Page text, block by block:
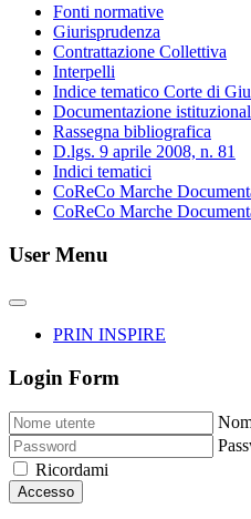
Fonti normative
Giurisprudenza
Contrattazione Collettiva
Interpelli
Indice tematico Corte di
Documentazione
Rassegna bibliografica
D.lgs. 9 aprile 2008, n. 81
Indici tematici
CoReCo Marche
CoReCo Marche
User Menu
PRIN INSPIRE
Login Form
Ricordami
Accesso